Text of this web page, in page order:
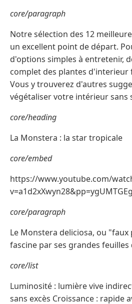
core/paragraph
Notre sélection des 12
un excellent point de départ.
d'options simples à entretenir,
complet des plantes d'interieur
Vous y trouverez d'autres
végétaliser votre intérieur sans
core/heading
La Monstera : la star tropicale
core/embed
https://www.youtube.com/
core/paragraph
Le Monstera deliciosa, ou
fascine par ses grandes feuilles
core/list
Luminosité : lumière vive
sans excès Croissance : rapide